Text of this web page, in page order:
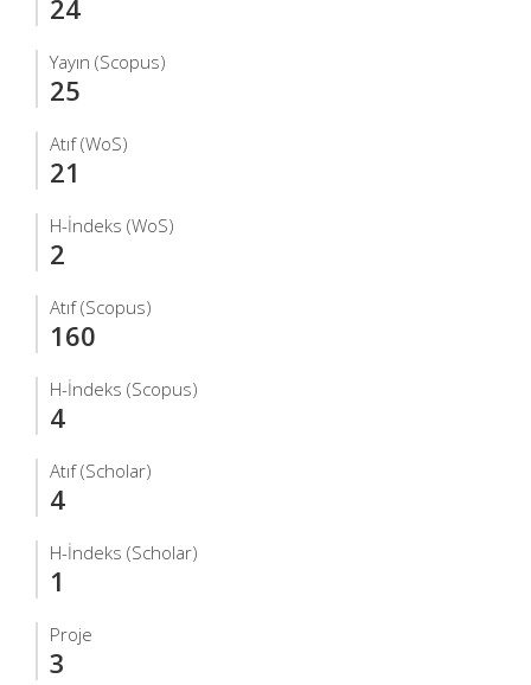
24
Yayın (Scopus)
25
Atıf (WoS)
21
H-İndeks (WoS)
2
Atıf (Scopus)
160
H-İndeks (Scopus)
4
Atıf (Scholar)
4
H-İndeks (Scholar)
1
Proje
3